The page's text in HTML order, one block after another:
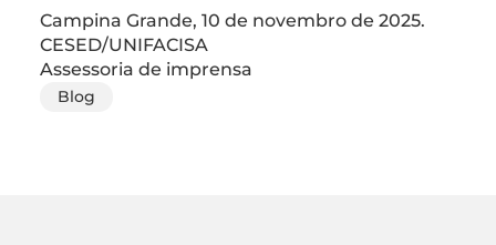
Campina Grande, 10 de novembro de 2025.
CESED/UNIFACISA
Assessoria de imprensa
Blog